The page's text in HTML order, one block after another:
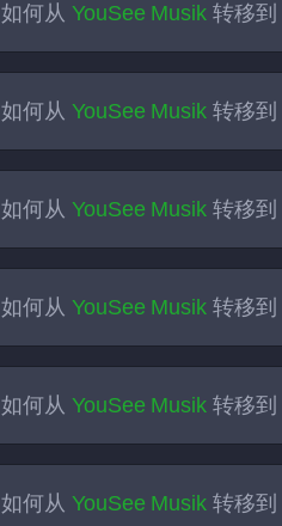
如何从 YouSee Musik 转移到
如何从 YouSee Musik 转移到
如何从 YouSee Musik 转移到
如何从 YouSee Musik 转移到
如何从 YouSee Musik 转移到
如何从 YouSee Musik 转移到